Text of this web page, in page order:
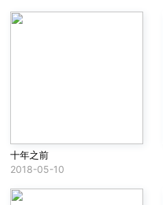
十年之前
2018-05-10